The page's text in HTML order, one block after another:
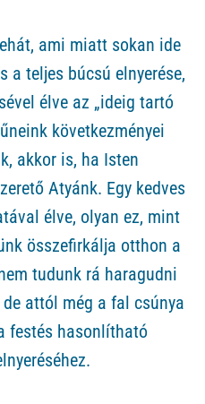
ami miatt sokan ide
a teljes búcsú elnyerése,
élve az „ideig tartó
következményei
akkor is, ha Isten
Atyánk. Egy kedves
élve, olyan ez, mint
összefirkálja otthon a
tudunk rá haragudni
attól még a fal csúnya
festés hasonlítható